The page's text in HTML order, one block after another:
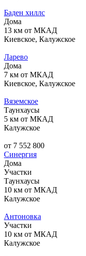
Баден хиллс
Дома
13 км от МКАД
Киевское, Калужское
Ларево
Дома
7 км от МКАД
Киевское, Калужское
Вяземское
Таунхаусы
5 км от МКАД
Калужское
от 7 552 800
Синергия
Дома
Участки
Таунхаусы
10 км от МКАД
Калужское
Антоновка
Участки
10 км от МКАД
Калужское